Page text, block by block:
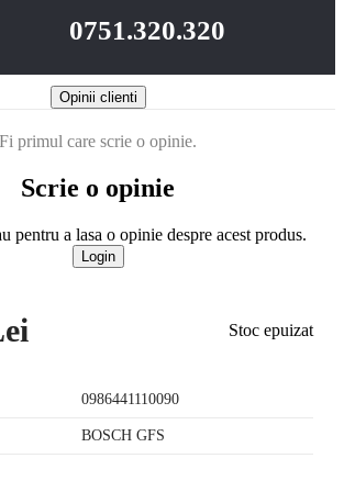
0751.320.320
Opinii clienti
Fi primul care scrie o opinie.
Scrie o opinie
pentru a lasa o opinie despre acest produs.
Login
Stoc epuizat
0986441110090
BOSCH GFS